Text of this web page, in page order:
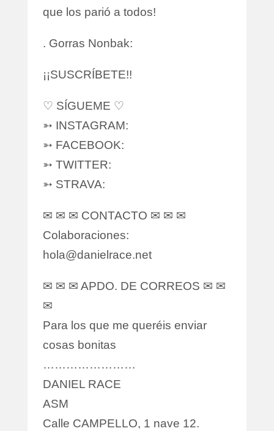
que los parió a todos!
. Gorras Nonbak:
¡¡SUSCRÍBETE!!
♡ SÍGUEME ♡
➳ INSTAGRAM:
➳ FACEBOOK:
➳ TWITTER:
➳ STRAVA:
✉ ✉ ✉ CONTACTO ✉ ✉ ✉
Colaboraciones:
hola@danielrace.net
✉ ✉ ✉ APDO. DE CORREOS ✉ ✉
✉
Para los que me queréis enviar
cosas bonitas
……………………
DANIEL RACE
ASM
Calle CAMPELLO, 1 nave 12.